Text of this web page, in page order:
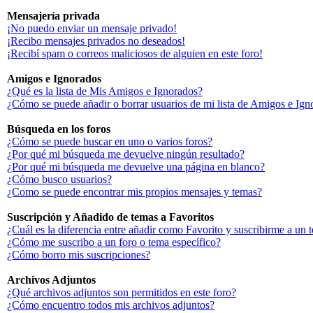
Mensajería privada
¡No puedo enviar un mensaje privado!
¡Recibo mensajes privados no deseados!
¡Recibí spam o correos maliciosos de alguien en este foro!
Amigos e Ignorados
¿Qué es la lista de Mis Amigos e Ignorados?
¿Cómo se puede añadir o borrar usuarios de mi lista de Amigos e
Búsqueda en los foros
¿Cómo se puede buscar en uno o varios foros?
¿Por qué mi búsqueda me devuelve ningún resultado?
¿Por qué mi búsqueda me devuelve una página en blanco?
¿Cómo busco usuarios?
¿Como se puede encontrar mis propios mensajes y temas?
Suscripción y Añadido de temas a Favoritos
¿Cuál es la diferencia entre añadir como Favorito y suscribirme a un
¿Cómo me suscribo a un foro o tema específico?
¿Cómo borro mis suscripciones?
Archivos Adjuntos
¿Qué archivos adjuntos son permitidos en este foro?
¿Cómo encuentro todos mis archivos adjuntos?